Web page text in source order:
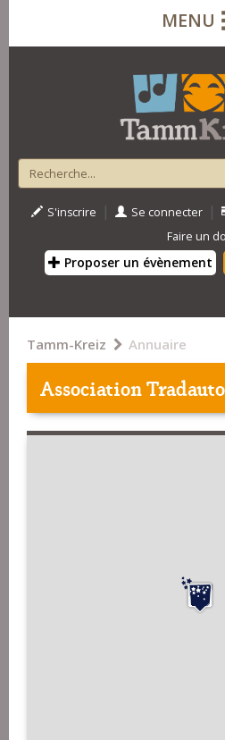
MENU
S'inscrire | Se connecter |
Faire un
Proposer un évènement
Tamm-Kreiz Annuaire
Association